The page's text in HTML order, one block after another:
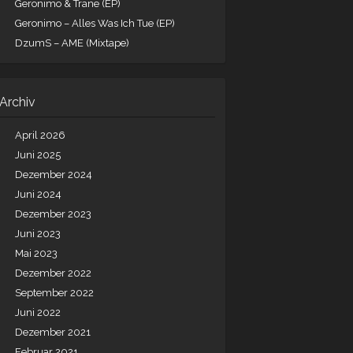
Geronimo & Trane (EP)
Geronimo – Alles Was Ich Tue (EP)
DzumS – AME (Mixtape)
Archiv
April 2026
Juni 2025
Dezember 2024
Juni 2024
Dezember 2023
Juni 2023
Mai 2023
Dezember 2022
September 2022
Juni 2022
Dezember 2021